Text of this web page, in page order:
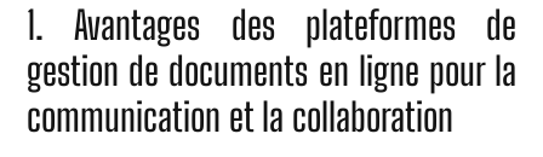
1. Avantages des plateformes de
gestion de documents en ligne pour la
communication et la collaboration